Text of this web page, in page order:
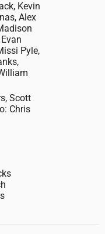
Kevin
Alex
Pyle,
Scott
Chris